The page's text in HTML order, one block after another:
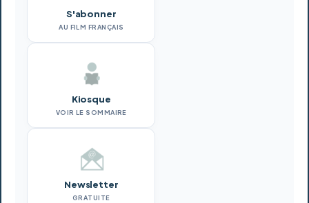
S'abonner
AU FILM FRANÇAIS
Kiosque
VOIR LE SOMMAIRE
Newsletter
GRATUITE